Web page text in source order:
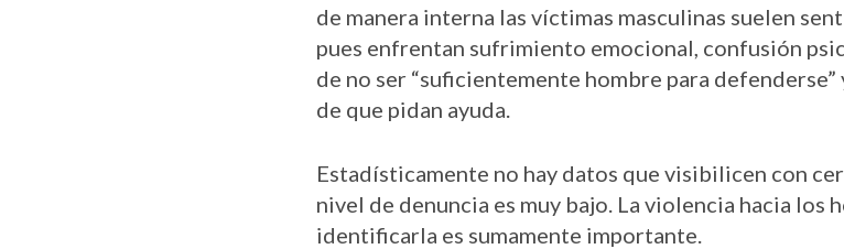
de manera interna las víctimas masculinas suelen
pues enfrentan sufrimiento emocional, confusión
de no ser “suficientemente hombre para
de que pidan ayuda.
Estadísticamente no hay datos que visibilicen con
nivel de denuncia es muy bajo. La violencia hacia los
identificarla es sumamente importante.